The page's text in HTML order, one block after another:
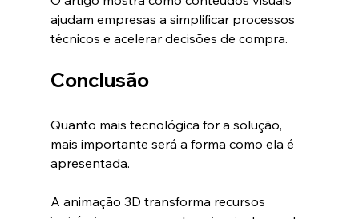
ajudam empresas a simplificar processos
técnicos e acelerar decisões de compra.
Conclusão
Quanto mais tecnológica for a solução,
mais importante será a forma como ela é
apresentada.
A animação 3D transforma recursos